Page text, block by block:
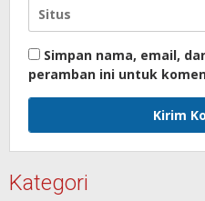
Simpan nama, email,
peramban ini untuk
Kategori